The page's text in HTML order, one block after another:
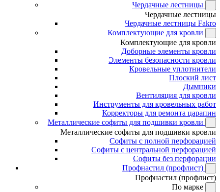
Чердачные лестницы
Чердачные лестницы
Чердачные лестницы Fakro
Комплектующие для кровли
Комплектующие для кровли
Доборные элементы кровли
Элементы безопасности кровли
Кровельные уплотнители
Плоский лист
Дымники
Вентиляция для кровли
Инструменты для кровельных работ
Корректоры для ремонта царапин
Металлические софиты для подшивки кровли
Металлические софиты для подшивки кровли
Софиты с полной перфорацией
Софиты с центральной перфорацией
Софиты без перфорации
Профнастил (профлист)
Профнастил (профлист)
По марке